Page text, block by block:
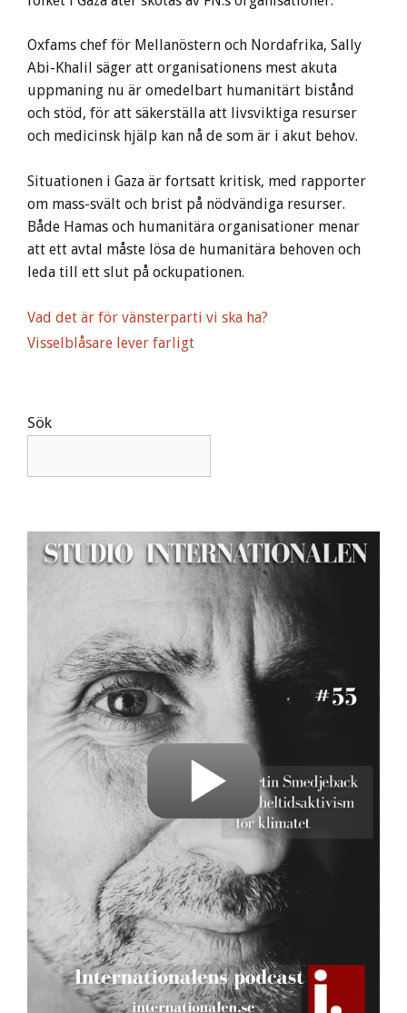
Oxfams chef för Mellanöstern och Nordafrika, Sally
Abi-Khalil säger att organisationens mest akuta
uppmaning nu är omedelbart humanitärt bistånd
och stöd, för att säkerställa att livsviktiga resurser
och medicinsk hjälp kan nå de som är i akut behov.
Situationen i Gaza är fortsatt kritisk, med rapporter
om mass-svält och brist på nödvändiga resurser.
Både Hamas och humanitära organisationer menar
att ett avtal måste lösa de humanitära behoven och
leda till ett slut på ockupationen.
Vad det är för vänsterparti vi ska ha?
Visselblåsare lever farligt
Sök